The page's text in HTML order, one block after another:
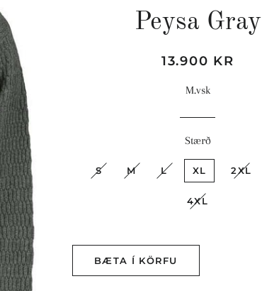
Peysa Gray
Hefðbundið
Söluverð
13.900 KR
M.vsk
Stærð
S M L XL 2XL
4XL
BÆTA Í KÖRFU